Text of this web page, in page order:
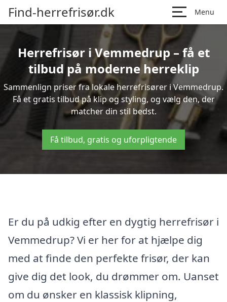
Find-herrefrisør.dk Menu
Herrefrisør i Vemmedrup – få et
tilbud på moderne herreklip
Sammenlign priser fra lokale herrefrisører i Vemmedrup.
Få et gratis tilbud på klip og styling, og vælg den, der
matcher din stil bedst.
Få tilbud, gratis og uforpligtende
Er du på udkig efter en dygtig herrefrisør i
Vemmedrup? Vi er her for at hjælpe dig
med at finde den perfekte frisør, der kan
give dig det look, du drømmer om. Uanset
om du ønsker en klassisk klipning,